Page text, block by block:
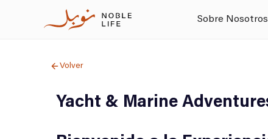
Sobre Nosotros
Volver
Yacht & Marine